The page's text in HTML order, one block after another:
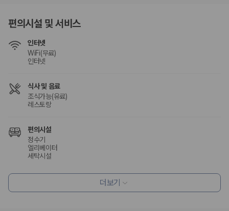
슈퍼자차:더 높은 보장 조건을 원하는 사용자에게 적합합니다.
2000만 고객이 선택한 렌트카 가격비교 플랫폼
누적 이용 고객수
20,871,562
175,206
예약 가능 차량
67,123대
전국 렌트카 지점
제주렌트카 가격비교 자주 묻는 질문
편의시설 및 서비스
인터넷
WiFi(무료)
인터넷
식사 및 음료
조식가능(유료)
레스토랑
편의시설
정수기
엘리베이터
세탁시설
드라이클리닝/세탁서비스
더보기